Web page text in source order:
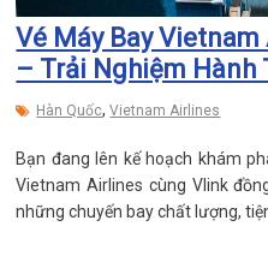
Vé Máy Bay
– Trải Nghiệm Hành
Hàn Quốc,Vietnam Airlines
Bạn đang lên kế hoạch khám
Vietnam Airlines cùng Vlink
những chuyến bay chất lượng,